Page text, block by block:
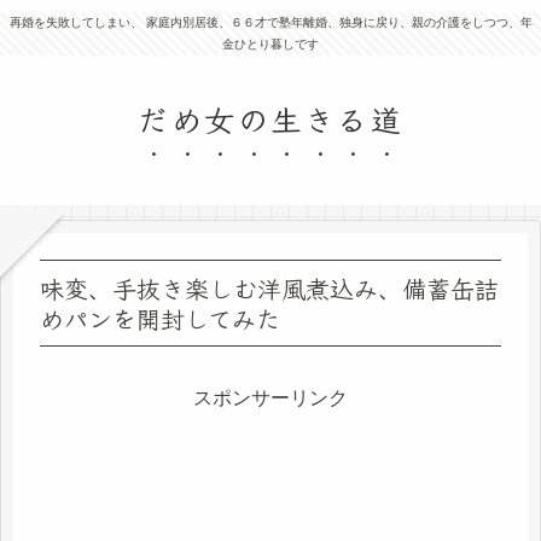
再婚を失敗してしまい、 家庭内別居後、６６才で塾年離婚、独身に戻り、親の介護をしつつ、年
金ひとり暮しです
だめ女の生きる道
味変、手抜き楽しむ洋風煮込み、備蓄缶詰
めパンを開封してみた
スポンサーリンク